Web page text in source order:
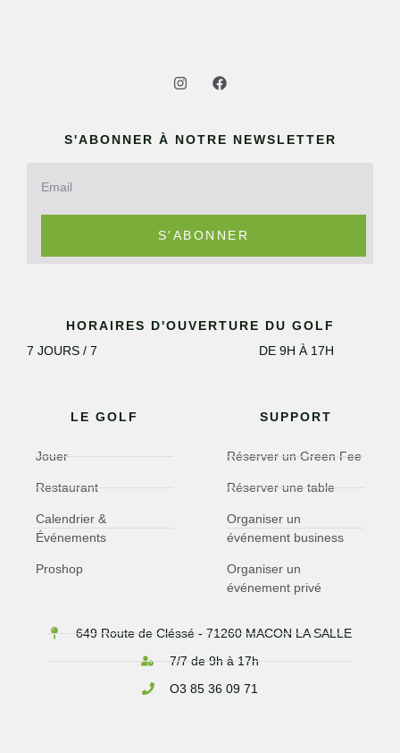
LE GOLF
Jouer
Restaurant
Calendrier &
Événements
Proshop
SUPPORT
Réserver un Green Fee
Réserver une table
Organiser un
événement business
Organiser un
événement privé
649 Route de Cléssé - 71260 MACON LA SALLE
7/7 de 9h à 17h
O3 85 36 09 71
S'ABONNER À NOTRE NEWSLETTER
S'ABONNER
HORAIRES D'OUVERTURE DU GOLF
7 JOURS / 7
DE 9H À 17H